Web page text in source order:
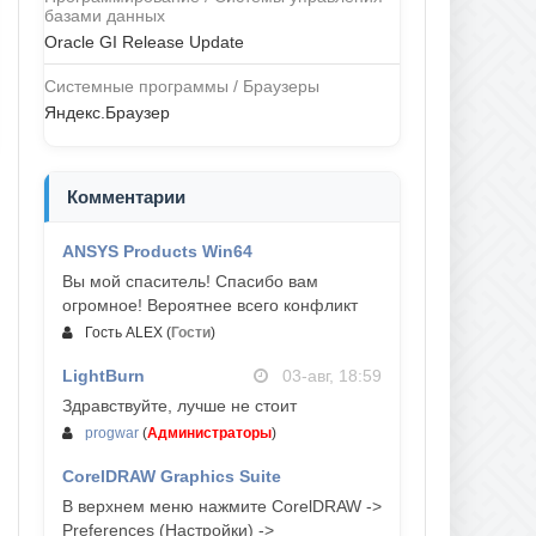
базами данных
Oracle GI Release Update
Системные программы / Браузеры
Яндекс.Браузер
Комментарии
ANSYS Products Win64
Вы мой спаситель! Спасибо вам
огромное! Вероятнее всего конфликт
Гость ALEX (Гости)
LightBurn
03-авг, 18:59
Здравствуйте, лучше не стоит
progwar (Администраторы)
CorelDRAW Graphics Suite
03-авг, 18:58
В верхнем меню нажмите CorelDRAW ->
Preferences (Настройки) ->